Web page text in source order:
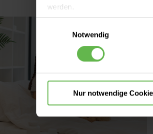
werden.
Es steht Ihnen frei, unsere
nicht notwendigen Cookies
einzuwilligen. Ihre
Notwendig
Nur notwendige